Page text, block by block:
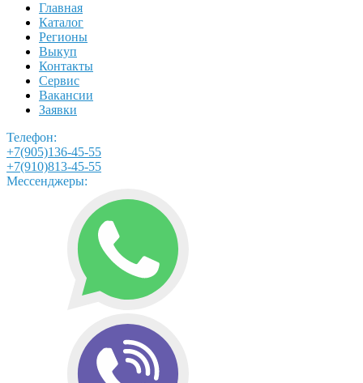
Главная
Каталог
Регионы
Выкуп
Контакты
Сервис
Вакансии
Заявки
Телефон:
+7(905)136-45-55
+7(910)813-45-55
Мессенджеры: